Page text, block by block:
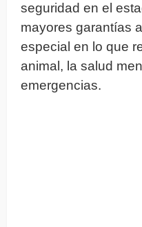
seguridad en el
mayores garantías
especial en lo que
animal, la salud
emergencias.